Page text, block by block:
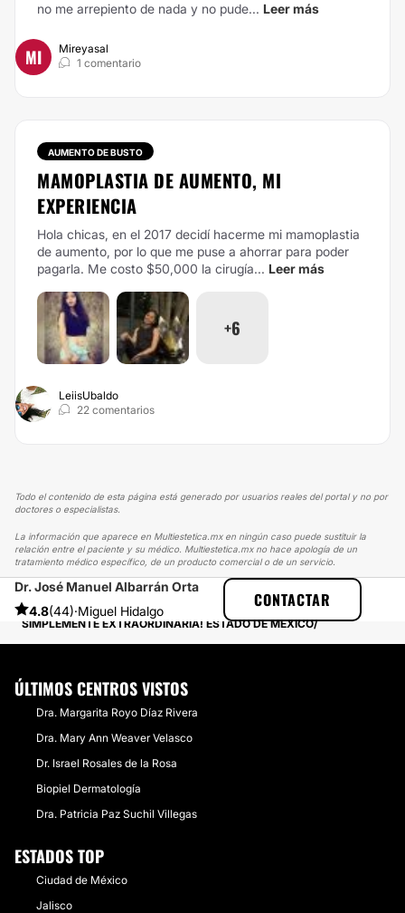
no me arrepiento de nada y no pude... Leer más
MI
Mireyasal
1 comentario
AUMENTO DE BUSTO
MAMOPLASTIA DE AUMENTO, MI
EXPERIENCIA
Hola chicas, en el 2017 decidí hacerme mi mamoplastia
de aumento, por lo que me puse a ahorrar para poder
pagarla. Me costo $50,000 la cirugía... Leer más
+6
LeiisUbaldo
22 comentarios
Todo el contenido de esta página está generado por usuarios reales del portal y no por
doctores o especialistas.
La información que aparece en Multiestetica.mx en ningún caso puede sustituir la
relación entre el paciente y su médico. Multiestetica.mx no hace apología de un
tratamiento médico específico, de un producto comercial o de un servicio.
Dr. José Manuel Albarrán Orta
4.8(44)·Miguel Hidalgo
CONTACTAR
MULTIESTETICA
EXPERIENCIAS
EXPERIENCIAS SOBRE RINOPLASTIA
SIMPLEMENTE EXTRAORDINARIA! ESTADO DE MÉXICO
ÚLTIMOS CENTROS VISTOS
Dra. Margarita Royo Díaz Rivera
Dra. Mary Ann Weaver Velasco
Dr. Israel Rosales de la Rosa
Biopiel Dermatología
Dra. Patricia Paz Suchil Villegas
ESTADOS TOP
Ciudad de México
Jalisco